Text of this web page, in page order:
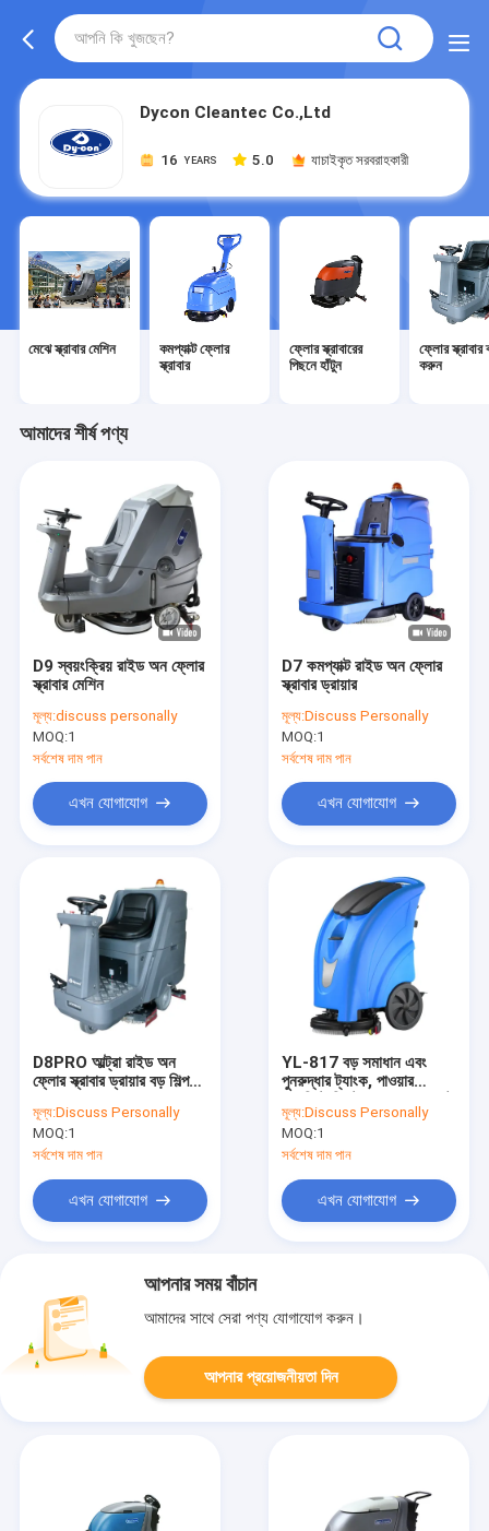
Dycon Cleantec Co.,Ltd
16 YEARS 5.0 যাচাইকৃত সরবরাহকারী
মেঝে স্ক্রাবার মেশিন
কমপ্যাক্ট ফ্লোর
স্ক্রাবার
ফ্লোর স্ক্রাবারের
পিছনে হাঁটুন
ফ্লোর স্ক্রাবার
করুন
আমাদের শীর্ষ পণ্য
D9 স্বয়ংক্রিয় রাইড অন ফ্লোর
স্ক্রাবার মেশিন
মূল্য:discuss personally
MOQ:1
সর্বশেষ দাম পান
এখন যোগাযোগ
D7 কমপ্যাক্ট রাইড অন ফ্লোর
স্ক্রাবার ড্রায়ার
মূল্য:Discuss Personally
MOQ:1
সর্বশেষ দাম পান
এখন যোগাযোগ
D8PRO আল্ট্রা রাইড অন
ফ্লোর স্ক্রাবার ড্রায়ার বড় শিল্প
মূল্য:Discuss Personally
MOQ:1
সর্বশেষ দাম পান
এখন যোগাযোগ
YL-817 বড় সমাধান এবং
পুনরুদ্ধার ট্যাংক, পাওয়ার
ফ্লোর স্ক্রাবারগুলির পিছনে হাঁটা
মূল্য:Discuss Personally
MOQ:1
সর্বশেষ দাম পান
এখন যোগাযোগ
আপনার সময় বাঁচান
আমাদের সাথে সেরা পণ্য যোগাযোগ করুন।
আপনার প্রয়োজনীয়তা দিন